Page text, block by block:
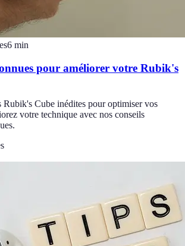
6 min
pour améliorer votre Rubik's
Rubik's Cube inédites pour optimiser vos
votre technique avec nos conseils